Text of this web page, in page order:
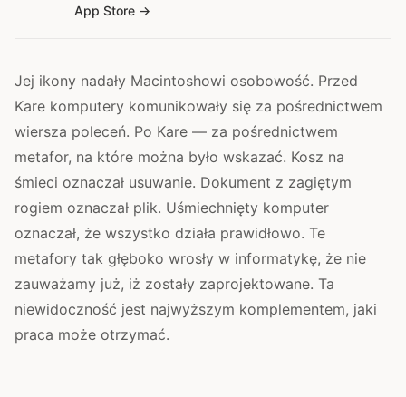
App Store
Jej ikony nadały Macintoshowi osobowość. Przed
Kare komputery komunikowały się za pośrednictwem
wiersza poleceń. Po Kare — za pośrednictwem
metafor, na które można było wskazać. Kosz na
śmieci oznaczał usuwanie. Dokument z zagiętym
rogiem oznaczał plik. Uśmiechnięty komputer
oznaczał, że wszystko działa prawidłowo. Te
metafory tak głęboko wrosły w informatykę, że nie
zauważamy już, iż zostały zaprojektowane. Ta
niewidoczność jest najwyższym komplementem, jaki
praca może otrzymać.